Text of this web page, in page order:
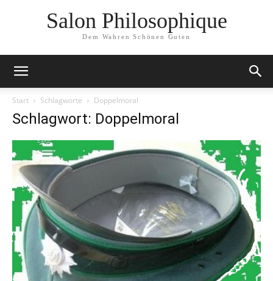
Salon Philosophique
Dem Wahren Schönen Guten
Start Schlagworte Doppelmoral
Schlagwort: Doppelmoral